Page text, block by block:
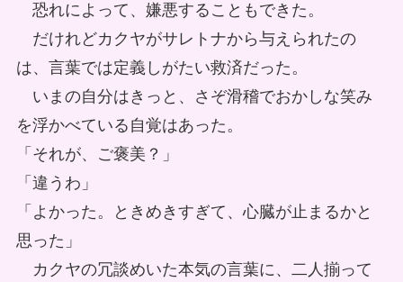
恐れによって、嫌悪することもできた。
だけれどカクヤがサレトナから与えられたの
は、言葉では定義しがたい救済だった。
いまの自分はきっと、さぞ滑稽でおかしな笑み
を浮かべている自覚はあった。
「それが、ご褒美？」
「違うわ」
「よかった。ときめきすぎて、心臓が止まるかと
思った」
カクヤの冗談めいた本気の言葉に、二人揃って